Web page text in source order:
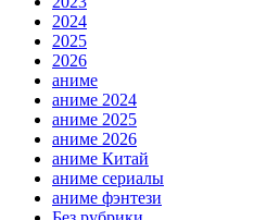
2024
2025
2026
аниме
аниме 2024
аниме 2025
аниме 2026
аниме Китай
аниме сериалы
аниме фэнтези